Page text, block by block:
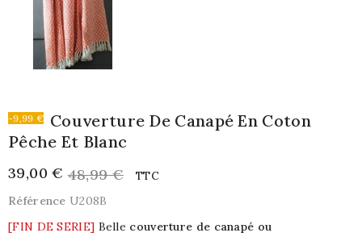
-9,99 € Couverture De Canapé En Coton
Pêche Et Blanc
39,00 € 48,99 € TTC
Référence U208B
[FIN DE SERIE] Belle couverture de canapé ou